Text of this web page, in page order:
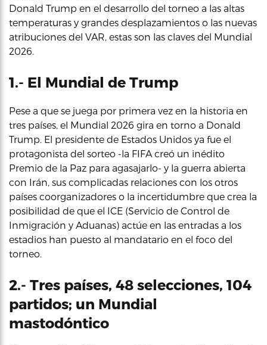
Donald Trump en el desarrollo del torneo a las altas
temperaturas y grandes desplazamientos o las nuevas
atribuciones del VAR, estas son las claves del Mundial
2026.
1.- El Mundial de Trump
Pese a que se juega por primera vez en la historia en
tres países, el Mundial 2026 gira en torno a Donald
Trump. El presidente de Estados Unidos ya fue el
protagonista del sorteo -la FIFA creó un inédito
Premio de la Paz para agasajarlo- y la guerra abierta
con Irán, sus complicadas relaciones con los otros
países coorganizadores o la incertidumbre que crea la
posibilidad de que el ICE (Servicio de Control de
Inmigración y Aduanas) actúe en las entradas a los
estadios han puesto al mandatario en el foco del
torneo.
2.- Tres países, 48 selecciones, 104
partidos; un Mundial
mastodóntico